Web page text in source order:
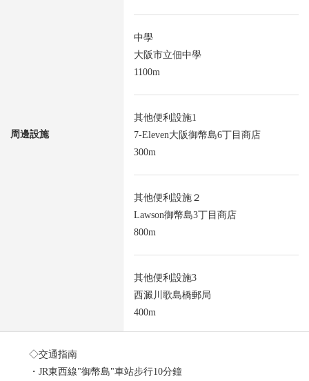
周邊設施
中學
大阪市立佃中學
1100m
其他便利設施1
7-Eleven大阪御幣島6丁目商店
300m
其他便利設施２
Lawson御幣島3丁目商店
800m
其他便利設施3
西澱川歌島橋郵局
400m
◇交通指南
・JR東西線"御幣島"車站步行10分鐘